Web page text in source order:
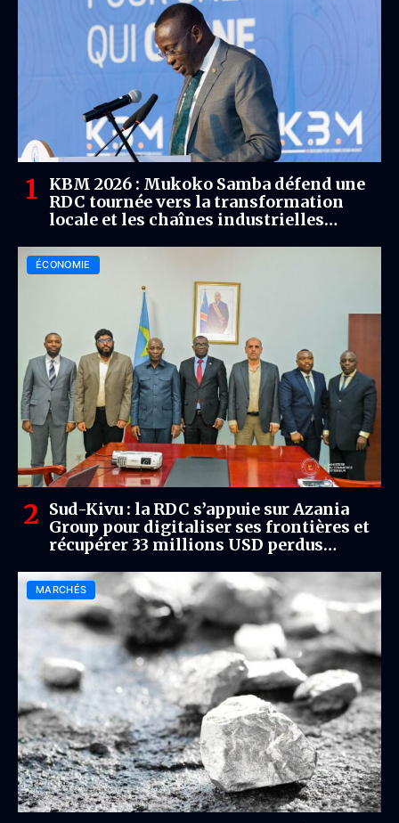
KBM 2026 : Mukoko Samba défend une
RDC tournée vers la transformation
locale et les chaînes industrielles
ÉCONOMIE
Sud-Kivu : la RDC s’appuie sur Azania
Group pour digitaliser ses frontières et
récupérer 33 millions USD perdus
MARCHÉS